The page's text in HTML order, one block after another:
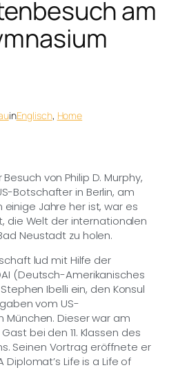
am
inEnglisch, Home
von Philip D. Murphy,
Botschafter in Berlin, am
Jahre her ist, war es
die Welt der internationalen
Neustadt zu holen.
lud mit Hilfe der
(Deutsch-Amerikanisches
Ibelli ein, den Konsul
vom US-
München. Dieser war am
bei den 11. Klassen des
Seinen Vortrag eröffnete er
Diplomat’s Life is a Life of